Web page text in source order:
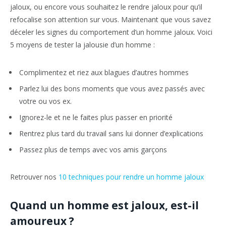
jaloux, ou encore vous souhaitez le rendre jaloux pour qu’il
refocalise son attention sur vous. Maintenant que vous savez
déceler les signes du comportement d’un homme jaloux. Voici
5 moyens de tester la jalousie d’un homme :
Complimentez et riez aux blagues d’autres hommes
Parlez lui des bons moments que vous avez passés avec
votre ou vos ex.
Ignorez-le et ne le faites plus passer en priorité
Rentrez plus tard du travail sans lui donner d’explications
Passez plus de temps avec vos amis garçons
Retrouver nos 10 techniques pour rendre un homme jaloux
Quand un homme est jaloux, est-il
amoureux ?